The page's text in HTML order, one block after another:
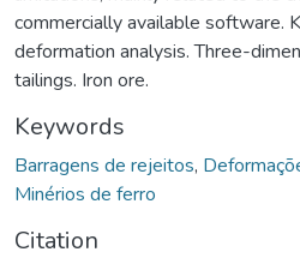
commercially available software.
deformation analysis. Three-
tailings. Iron ore.
Keywords
Barragens de rejeitos,
Minérios de ferro
Citation